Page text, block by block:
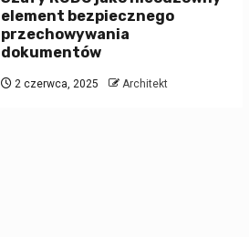
element bezpiecznego
przechowywania
dokumentów
2 czerwca, 2025 Architekt